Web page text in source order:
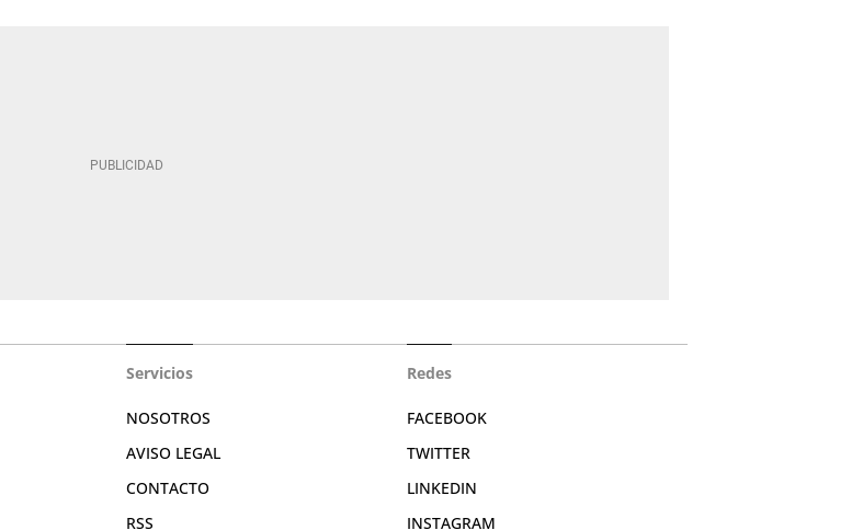
Servicios
NOSOTROS
AVISO LEGAL
CONTACTO
RSS
Redes
FACEBOOK
TWITTER
LINKEDIN
INSTAGRAM